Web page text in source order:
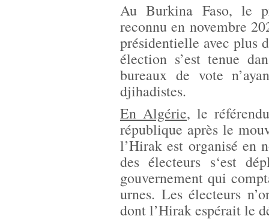
Au Burkina Faso, le
reconnu en novembre
présidentielle avec plus
élection s’est tenue
bureaux de vote
djihadistes.
En Algérie, le
république après le
l’Hirak est organisé en
des électeurs s‘est
gouvernement qui
urnes. Les électeurs
dont l’Hirak espérait le